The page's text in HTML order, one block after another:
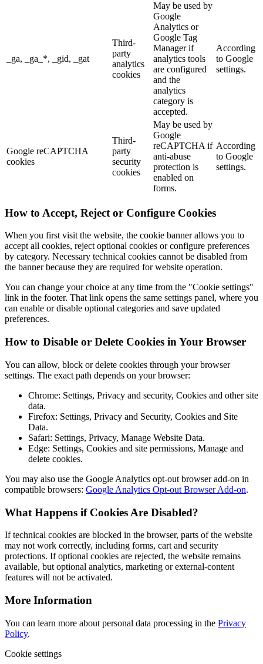
_ga, _ga_*, _gid, _gat
Third-
party
analytics
cookies
May be used by
Google
Analytics or
Google Tag
Manager if
analytics tools
are configured
and the
analytics
category is
accepted.
According
to Google
settings.
Google reCAPTCHA
cookies
Third-
party
security
cookies
May be used by
Google
reCAPTCHA if
anti-abuse
protection is
enabled on
forms.
According
to Google
settings.
How to Accept, Reject or Configure Cookies
When you first visit the website, the cookie banner allows you to
accept all cookies, reject optional cookies or configure preferences
by category. Necessary technical cookies cannot be disabled from
the banner because they are required for website operation.
You can change your choice at any time from the "Cookie settings"
link in the footer. That link opens the same settings panel, where you
can enable or disable optional categories and save updated
preferences.
How to Disable or Delete Cookies in Your Browser
You can allow, block or delete cookies through your browser
settings. The exact path depends on your browser:
Chrome: Settings, Privacy and security, Cookies and other site
data.
Firefox: Settings, Privacy and Security, Cookies and Site
Data.
Safari: Settings, Privacy, Manage Website Data.
Edge: Settings, Cookies and site permissions, Manage and
delete cookies.
You may also use the Google Analytics opt-out browser add-on in
compatible browsers: Google Analytics Opt-out Browser Add-on.
What Happens if Cookies Are Disabled?
If technical cookies are blocked in the browser, parts of the website
may not work correctly, including forms, cart and security
protections. If optional cookies are rejected, the website remains
available, but optional analytics, marketing or external-content
features will not be activated.
More Information
You can learn more about personal data processing in the Privacy
Policy.
Cookie settings